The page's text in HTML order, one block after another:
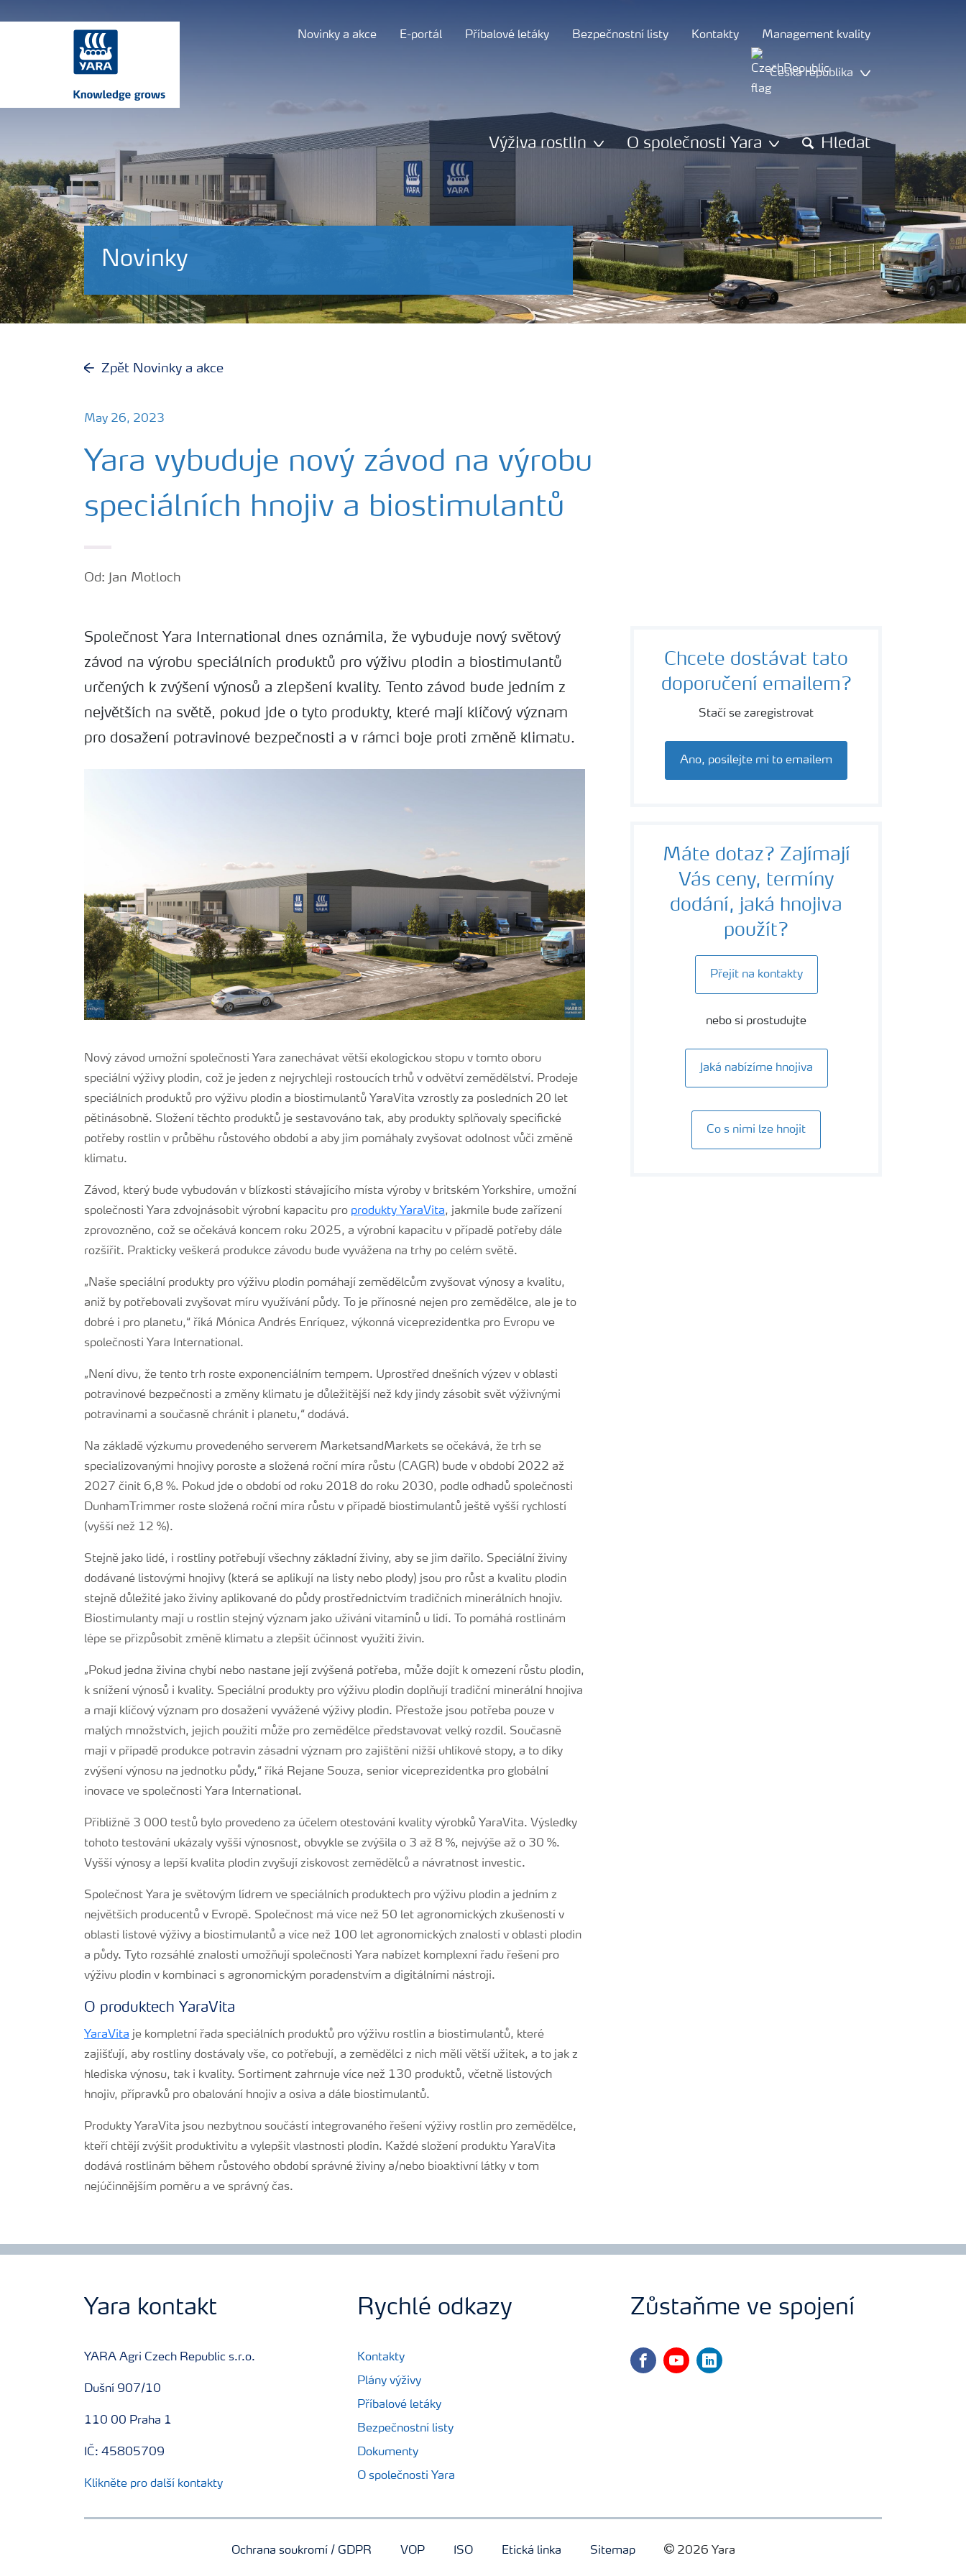
Novinky a akce E-portál Příbalové letáky Bezpečnostní listy Kontakty Management kvality
Česká republika
Výživa rostlin O společnosti Yara Hledat
Novinky
Zpět Novinky a akce
May 26, 2023
Yara vybuduje nový závod na výrobu
speciálních hnojiv a biostimulantů
Od: Jan Motloch
Společnost Yara International dnes oznámila, že vybuduje nový světový
závod na výrobu speciálních produktů pro výživu plodin a biostimulantů
určených k zvýšení výnosů a zlepšení kvality. Tento závod bude jedním z
největších na světě, pokud jde o tyto produkty, které mají klíčový význam
pro dosažení potravinové bezpečnosti a v rámci boje proti změně klimatu.
Nový závod umožní společnosti Yara zanechávat větší ekologickou stopu v tomto oboru
speciální výživy plodin, což je jeden z nejrychleji rostoucích trhů v odvětví zemědělství. Prodeje
speciálních produktů pro výživu plodin a biostimulantů YaraVita vzrostly za posledních 20 let
pětinásobně. Složení těchto produktů je sestavováno tak, aby produkty splňovaly specifické
potřeby rostlin v průběhu růstového období a aby jim pomáhaly zvyšovat odolnost vůči změně
klimatu.
Závod, který bude vybudován v blízkosti stávajícího místa výroby v britském Yorkshire, umožní
společnosti Yara zdvojnásobit výrobní kapacitu pro produkty YaraVita, jakmile bude zařízení
zprovozněno, což se očekává koncem roku 2025, a výrobní kapacitu v případě potřeby dále
rozšířit. Prakticky veškerá produkce závodu bude vyvážena na trhy po celém světě.
„Naše speciální produkty pro výživu plodin pomáhají zemědělcům zvyšovat výnosy a kvalitu,
aniž by potřebovali zvyšovat míru využívání půdy. To je přínosné nejen pro zemědělce, ale je to
dobré i pro planetu,“ říká Mónica Andrés Enríquez, výkonná viceprezidentka pro Evropu ve
společnosti Yara International.
„Není divu, že tento trh roste exponenciálním tempem. Uprostřed dnešních výzev v oblasti
potravinové bezpečnosti a změny klimatu je důležitější než kdy jindy zásobit svět výživnými
potravinami a současně chránit i planetu,“ dodává.
Na základě výzkumu provedeného serverem MarketsandMarkets se očekává, že trh se
specializovanými hnojivy poroste a složená roční míra růstu (CAGR) bude v období 2022 až
2027 činit 6,8 %. Pokud jde o období od roku 2018 do roku 2030, podle odhadů společnosti
DunhamTrimmer roste složená roční míra růstu v případě biostimulantů ještě vyšší rychlostí
(vyšší než 12 %).
Stejně jako lidé, i rostliny potřebují všechny základní živiny, aby se jim dařilo. Speciální živiny
dodávané listovými hnojivy (která se aplikují na listy nebo plody) jsou pro růst a kvalitu plodin
stejně důležité jako živiny aplikované do půdy prostřednictvím tradičních minerálních hnojiv.
Biostimulanty mají u rostlin stejný význam jako užívání vitamínů u lidí. To pomáhá rostlinám
lépe se přizpůsobit změně klimatu a zlepšit účinnost využití živin.
„Pokud jedna živina chybí nebo nastane její zvýšená potřeba, může dojít k omezení růstu plodin,
k snížení výnosů i kvality. Speciální produkty pro výživu plodin doplňují tradiční minerální hnojiva
a mají klíčový význam pro dosažení vyvážené výživy plodin. Přestože jsou potřeba pouze v
malých množstvích, jejich použití může pro zemědělce představovat velký rozdíl. Současně
mají v případě produkce potravin zásadní význam pro zajištění nižší uhlíkové stopy, a to díky
zvýšení výnosu na jednotku půdy,“ říká Rejane Souza, senior viceprezidentka pro globální
inovace ve společnosti Yara International.
Přibližně 3 000 testů bylo provedeno za účelem otestování kvality výrobků YaraVita. Výsledky
tohoto testování ukázaly vyšší výnosnost, obvykle se zvýšila o 3 až 8 %, nejvýše až o 30 %.
Vyšší výnosy a lepší kvalita plodin zvyšují ziskovost zemědělců a návratnost investic.
Společnost Yara je světovým lídrem ve speciálních produktech pro výživu plodin a jedním z
největších producentů v Evropě. Společnost má více než 50 let agronomických zkušeností v
oblasti listové výživy a biostimulantů a více než 100 let agronomických znalostí v oblasti plodin
a půdy. Tyto rozsáhlé znalosti umožňují společnosti Yara nabízet komplexní řadu řešení pro
výživu plodin v kombinaci s agronomickým poradenstvím a digitálními nástroji.
O produktech YaraVita
YaraVita je kompletní řada speciálních produktů pro výživu rostlin a biostimulantů, které
zajišťují, aby rostliny dostávaly vše, co potřebují, a zemědělci z nich měli větší užitek, a to jak z
hlediska výnosu, tak i kvality. Sortiment zahrnuje více než 130 produktů, včetně listových
hnojiv, přípravků pro obalování hnojiv a osiva a dále biostimulantů.
Produkty YaraVita jsou nezbytnou součástí integrovaného řešení výživy rostlin pro zemědělce,
kteří chtějí zvýšit produktivitu a vylepšit vlastnosti plodin. Každé složení produktu YaraVita
dodává rostlinám během růstového období správné živiny a/nebo bioaktivní látky v tom
nejúčinnějším poměru a ve správný čas.
Chcete dostávat tato
doporučení emailem?
Stačí se zaregistrovat
Ano, posílejte mi to emailem
Máte dotaz? Zajímají
Vás ceny, termíny
dodání, jaká hnojiva
použít?
Přejít na kontakty
nebo si prostudujte
Jaká nabízíme hnojiva
Co s nimi lze hnojit
Yara kontakt
YARA Agri Czech Republic s.r.o.
Dušní 907/10
110 00 Praha 1
IČ: 45805709
Klikněte pro další kontakty
Rychlé odkazy
Kontakty
Plány výživy
Příbalové letáky
Bezpečnostní listy
Dokumenty
O společnosti Yara
Zůstaňme ve spojení
facebookyoutubelinkedin
Ochrana soukromí / GDPR VOP ISO Etická linka Sitemap 2026 Yara